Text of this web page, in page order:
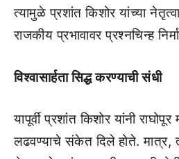
त्यामुळे प्रशांत किशोर यांच्या
राजकीय प्रभावावर प्रश्नचिन्ह
विश्वासार्हता सिद्ध करण्याची संधी
यापूर्वी प्रशांत किशोर यांनी
लढवण्याचे संकेत दिले होते. मात्र,